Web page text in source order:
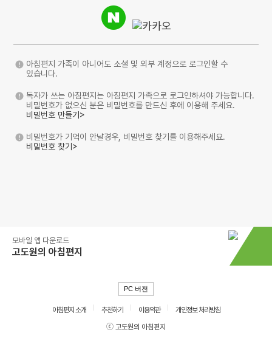
아침편지 가족이 아니어도 소셜 및 외부 계정으로 로그인할 수
있습니다.
독자가 쓰는 아침편지는 아침편지 가족으로 로그인하셔야 가능합니다.
비밀번호가 없으신 분은 비밀번호를 만드신 후에 이용해 주세요.
비밀번호 만들기>
비밀번호가 기억이 안날경우, 비밀번호 찾기를 이용해주세요.
비밀번호 찾기>
모바일 앱 다운로드
고도원의 아침편지
PC 버전
아침편지 소개 추천하기 이용약관
개인정보 처리방침
ⓒ 고도원의 아침편지